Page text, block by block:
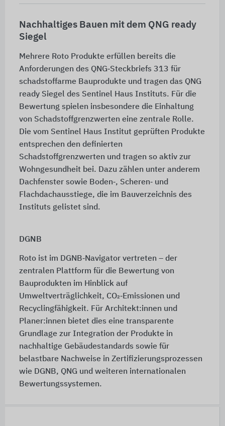
Nachhaltiges Bauen mit dem QNG ready
Siegel
Mehrere Roto Produkte erfüllen bereits die
Anforderungen des QNG‑Steckbriefs 313 für
schadstoffarme Bauprodukte und tragen das QNG
ready Siegel des Sentinel Haus Instituts. Für die
Bewertung spielen insbesondere die Einhaltung
von Schadstoffgrenzwerten eine zentrale Rolle.
Die vom Sentinel Haus Institut geprüften Produkte
entsprechen den definierten
Schadstoffgrenzwerten und tragen so aktiv zur
Wohngesundheit bei. Dazu zählen unter anderem
Dachfenster sowie Boden‑, Scheren‑ und
Flachdachausstiege, die im Bauverzeichnis des
Instituts gelistet sind.
DGNB
Roto ist im DGNB‑Navigator vertreten – der
zentralen Plattform für die Bewertung von
Bauprodukten im Hinblick auf
Umweltverträglichkeit, CO₂‑Emissionen und
Recyclingfähigkeit. Für Architekt:innen und
Planer:innen bietet dies eine transparente
Grundlage zur Integration der Produkte in
nachhaltige Gebäudestandards sowie für
belastbare Nachweise in Zertifizierungsprozessen
wie DGNB, QNG und weiteren internationalen
Bewertungssystemen.